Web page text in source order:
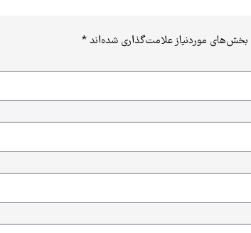
بخش‌های موردنیاز علامت‌گذاری شده‌اند*